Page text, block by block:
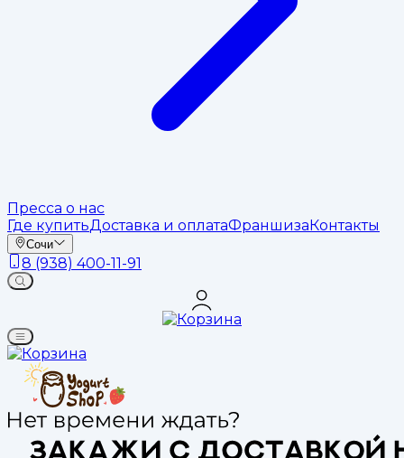
Пресса о нас
Где купитьДоставка и оплатаФраншизаКонтакты
Сочи
8 (938) 400-11-91